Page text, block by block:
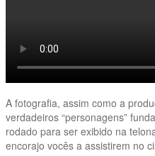
A fotografia, assim como a
verdadeiros “personagens”
rodado para ser exibido na
encorajo vocês a assistirem no